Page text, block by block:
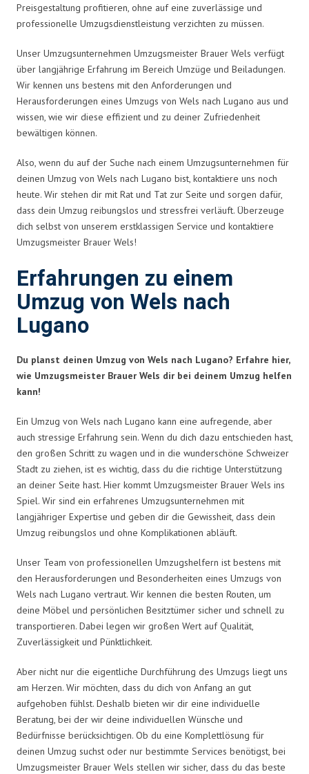
Preisgestaltung profitieren, ohne auf eine zuverlässige und
professionelle Umzugsdienstleistung verzichten zu müssen.
Unser Umzugsunternehmen Umzugsmeister Brauer Wels verfügt
über langjährige Erfahrung im Bereich Umzüge und Beiladungen.
Wir kennen uns bestens mit den Anforderungen und
Herausforderungen eines Umzugs von Wels nach Lugano aus und
wissen, wie wir diese effizient und zu deiner Zufriedenheit
bewältigen können.
Also, wenn du auf der Suche nach einem Umzugsunternehmen für
deinen Umzug von Wels nach Lugano bist, kontaktiere uns noch
heute. Wir stehen dir mit Rat und Tat zur Seite und sorgen dafür,
dass dein Umzug reibungslos und stressfrei verläuft. Überzeuge
dich selbst von unserem erstklassigen Service und kontaktiere
Umzugsmeister Brauer Wels!
Erfahrungen zu einem
Umzug von Wels nach
Lugano
Du planst deinen Umzug von Wels nach Lugano? Erfahre hier,
wie Umzugsmeister Brauer Wels dir bei deinem Umzug helfen
kann!
Ein Umzug von Wels nach Lugano kann eine aufregende, aber
auch stressige Erfahrung sein. Wenn du dich dazu entschieden hast,
den großen Schritt zu wagen und in die wunderschöne Schweizer
Stadt zu ziehen, ist es wichtig, dass du die richtige Unterstützung
an deiner Seite hast. Hier kommt Umzugsmeister Brauer Wels ins
Spiel. Wir sind ein erfahrenes Umzugsunternehmen mit
langjähriger Expertise und geben dir die Gewissheit, dass dein
Umzug reibungslos und ohne Komplikationen abläuft.
Unser Team von professionellen Umzugshelfern ist bestens mit
den Herausforderungen und Besonderheiten eines Umzugs von
Wels nach Lugano vertraut. Wir kennen die besten Routen, um
deine Möbel und persönlichen Besitztümer sicher und schnell zu
transportieren. Dabei legen wir großen Wert auf Qualität,
Zuverlässigkeit und Pünktlichkeit.
Aber nicht nur die eigentliche Durchführung des Umzugs liegt uns
am Herzen. Wir möchten, dass du dich von Anfang an gut
aufgehoben fühlst. Deshalb bieten wir dir eine individuelle
Beratung, bei der wir deine individuellen Wünsche und
Bedürfnisse berücksichtigen. Ob du eine Komplettlösung für
deinen Umzug suchst oder nur bestimmte Services benötigst, bei
Umzugsmeister Brauer Wels stellen wir sicher, dass du das beste